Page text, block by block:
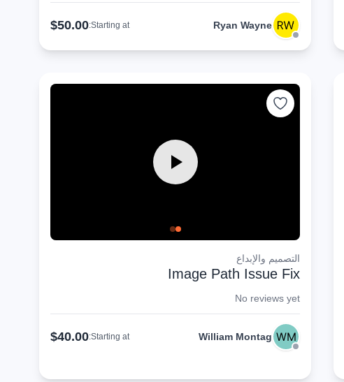
Ryan Wayne
Starting at:
$50.00
التصميم والإبداع
Image Path Issue Fix
No reviews yet
William Montag
Starting at:
$40.00